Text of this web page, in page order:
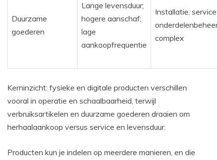
Duurzame
goederen
Lange levensduur;
hogere aanschaf;
lage
aankoopfrequentie
Installatie,
complex
Kerninzicht: fysieke en digitale producten verschillen
vooral in operatie en schaalbaarheid, terwijl
verbruiksartikelen en duurzame goederen draaien om
herhaalaankoop versus service en levensduur.
Producten kun je indelen op meerdere manieren, en die